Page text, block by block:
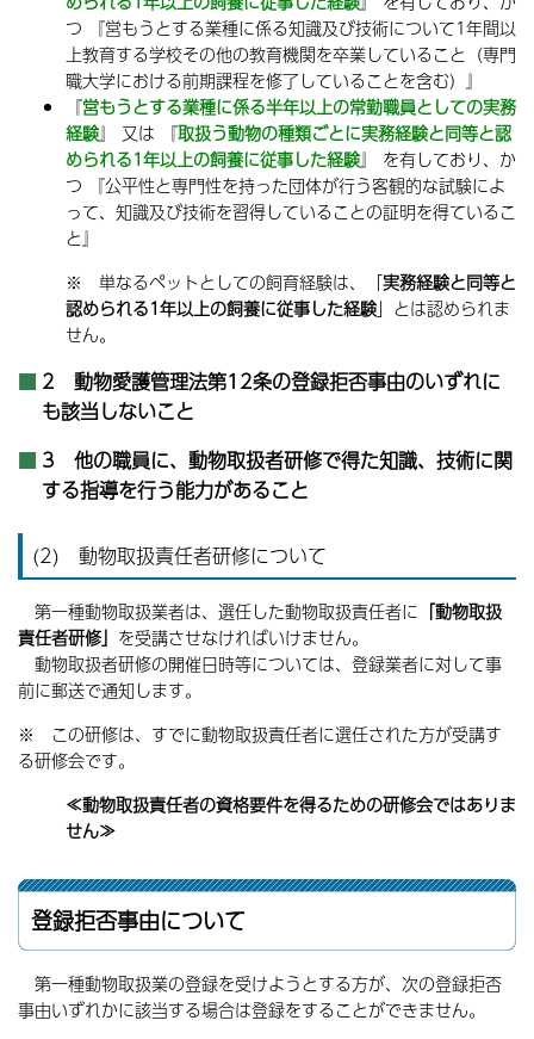
つ 『営もうとする業種に係る知識及び技術について1年間以
上教育する学校その他の教育機関を卒業していること（専門
職大学における前期課程を修了していることを含む）』
『営もうとする業種に係る半年以上の常勤職員としての実務
経験』 又は 『取扱う動物の種類ごとに実務経験と同等と認
められる1年以上の飼養に従事した経験』 を有しており、か
つ 『公平性と専門性を持った団体が行う客観的な試験によ
って、知識及び技術を習得していることの証明を得ているこ
と』
※ 単なるペットとしての飼育経験は、「実務経験と同等と
認められる1年以上の飼養に従事した経験」とは認められま
せん。
2 動物愛護管理法第12条の登録拒否事由のいずれに
も該当しないこと
3 他の職員に、動物取扱者研修で得た知識、技術に関
する指導を行う能力があること
(2) 動物取扱責任者研修について
第一種動物取扱業者は、選任した動物取扱責任者に 「動物取扱
責任者研修」 を受講させなければいけません。
動物取扱者研修の開催日時等については、登録業者に対して事
前に郵送で通知します。
※ この研修は、すでに動物取扱責任者に選任された方が受講す
る研修会です。
≪動物取扱責任者の資格要件を得るための研修会ではありま
せん≫
登録拒否事由について
第一種動物取扱業の登録を受けようとする方が、次の登録拒否
事由いずれかに該当する場合は登録をすることができません。